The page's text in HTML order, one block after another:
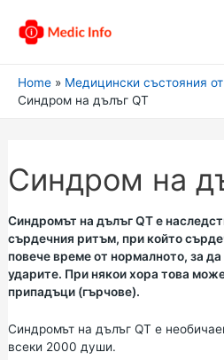
Home
Медицински състояния
Синдром на дълъг QT
Синдром на
Синдромът на дълъг QT е
сърдечния ритъм, при който
повече време от нормалното, за
ударите. При някои хора това
припадъци (гърчове).
Синдромът на дълъг QT е
всеки 2000 души.